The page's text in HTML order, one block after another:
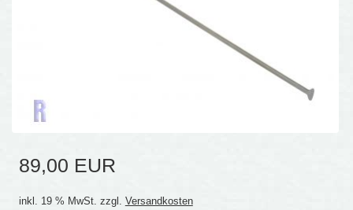
89,00 EUR
inkl. 19 % MwSt. zzgl. Versandkosten